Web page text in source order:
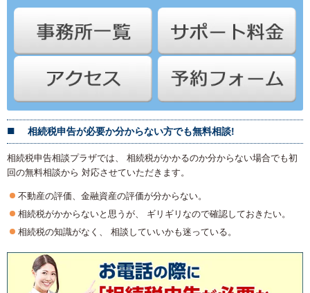
相続税申告が必要か分からない方でも無料相談!
相続税申告相談プラザでは、 相続税がかかるのか分からない場合でも初
回の無料相談から 対応させていただきます。
不動産の評価、金融資産の評価が分からない。
相続税がかからないと思うが、 ギリギリなので確認しておきたい。
相続税の知識がなく、 相談していいかも迷っている。